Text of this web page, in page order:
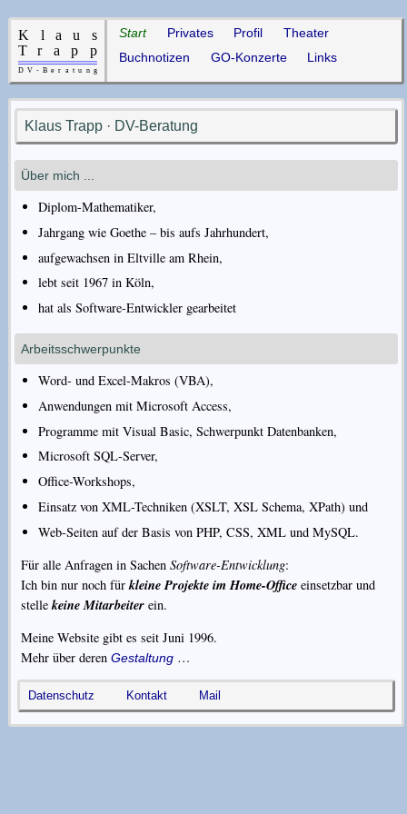
Start Privates Profil
Theater
Buchnotizen
GO-Konzerte Links
Klaus Trapp · DV-Beratung
Über mich ...
Diplom-Mathematiker,
Jahrgang wie Goethe – bis aufs Jahrhundert,
aufgewachsen in Eltville am Rhein,
lebt seit 1967 in Köln,
hat als Software-Entwickler gearbeitet
Arbeitsschwerpunkte
Word- und Excel-Makros (VBA),
Anwendungen mit Microsoft Access,
Programme mit Visual Basic, Schwerpunkt Datenbanken,
Microsoft SQL-Server,
Office-Workshops,
Einsatz von XML-Techniken (XSLT, XSL Schema, XPath) und
Web-Seiten auf der Basis von PHP, CSS, XML und MySQL.
Für alle Anfragen in SachenSoftware-Entwicklung:
Ich bin nur noch fürkleine Projekte im Home-Officeeinsetzbar und
stellekeine Mitarbeiter ein.
Meine Website gibt es seitJuni 1996.
Mehr über derenGestaltung …
Datenschutz Kontakt Mail